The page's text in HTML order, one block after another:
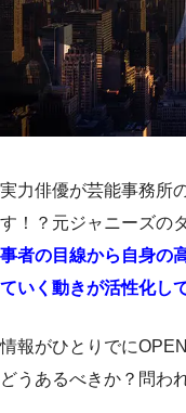
実力俳優が芸能事務所
す！？元ジャニーズの
事者の目線から自身の
ていく動きが活性化し
情報がひとりでに
どうあるべきか？問わ